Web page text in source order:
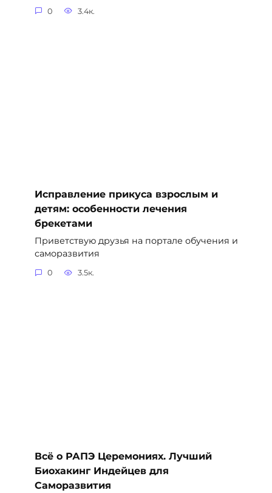
0 3.4к.
Исправление прикуса взрослым и
детям: особенности лечения
брекетами
Приветствую друзья на портале обучения и
саморазвития
0 3.5к.
Всё о РАПЭ Церемониях. Лучший
Биохакинг Индейцев для
Саморазвития